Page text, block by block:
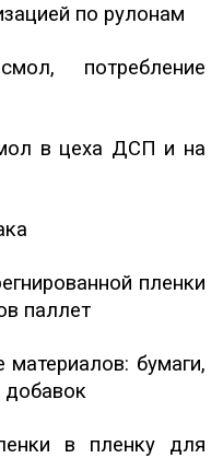
по рулонам
потребление
в цеха ДСП и на
пленки
паллет
бумаги,
в пленку для